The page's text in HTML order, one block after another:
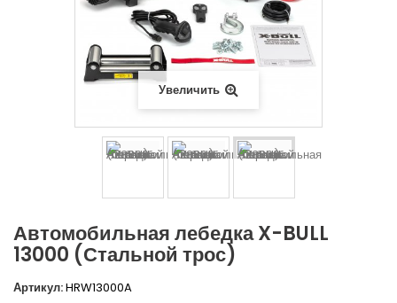
Увеличить
Автомобильная лебедка X-BULL
13000 (Стальной трос)
Артикул:HRW13000A